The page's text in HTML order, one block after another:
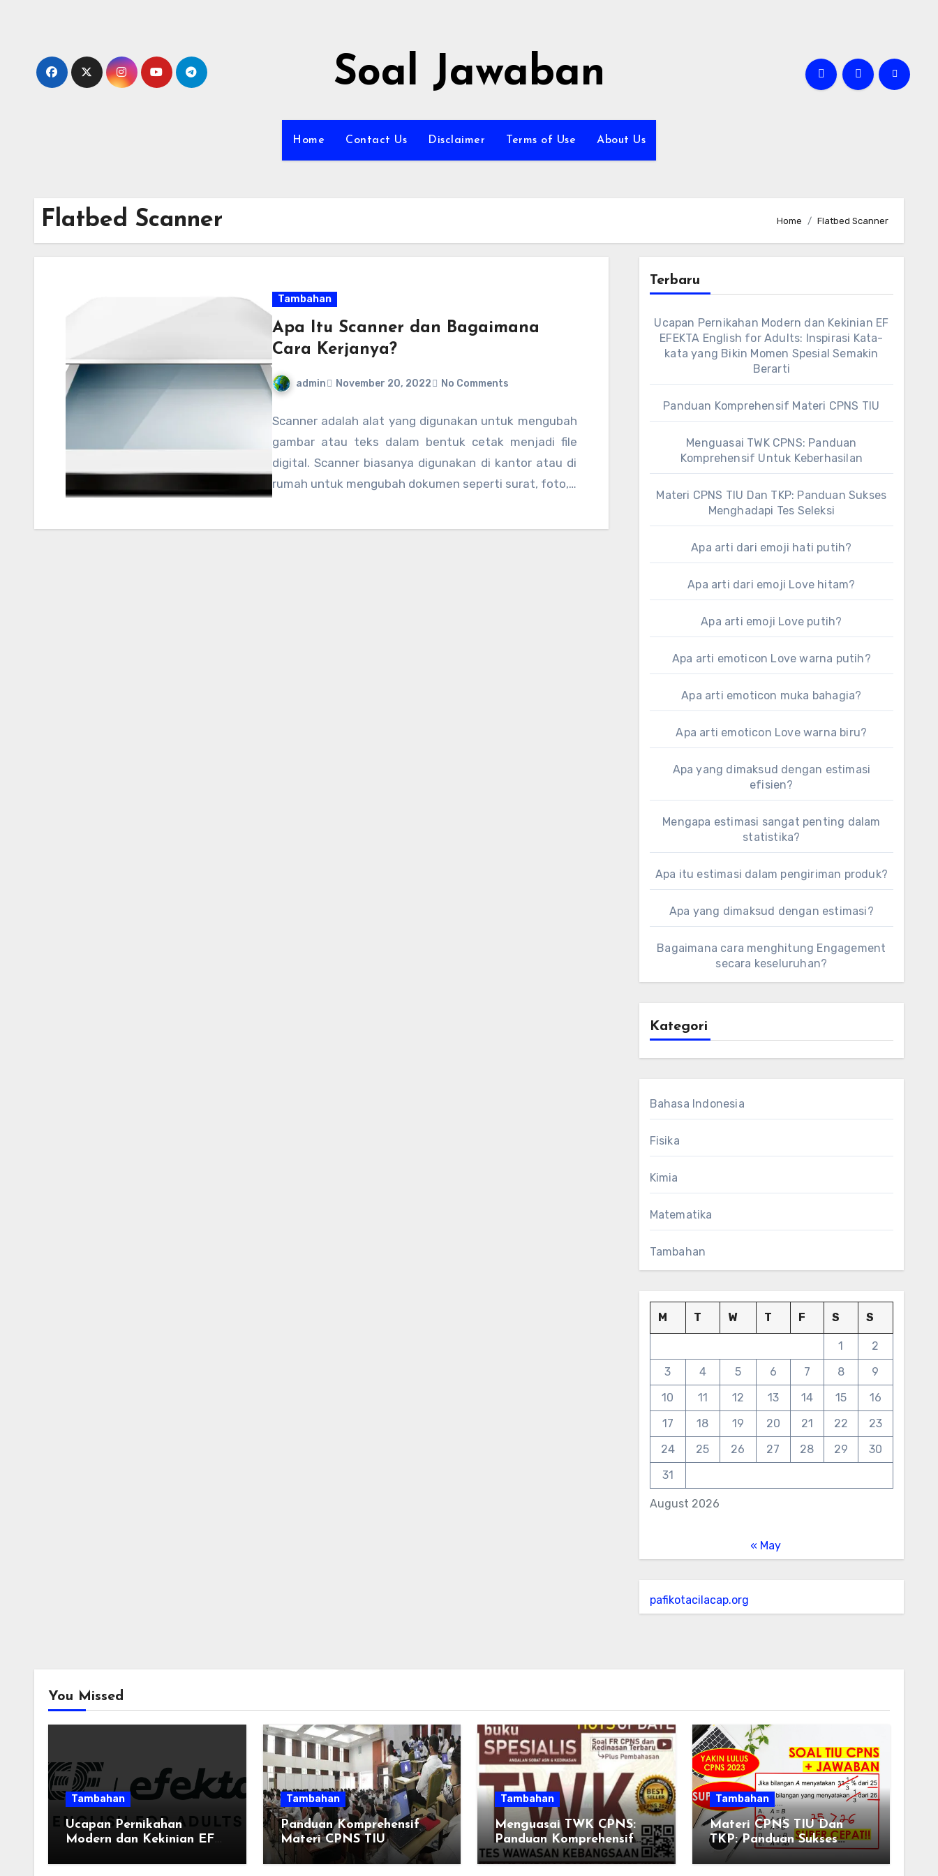
Soal Jawaban
Home Contact Us Disclaimer Terms of Use About Us
Flatbed Scanner Home Flatbed Scanner
Tambahan
Apa Itu Scanner dan Bagaimana
Cara Kerjanya?
admin November 20, 2022 No Comments
Scanner adalah alat yang digunakan untuk mengubah
gambar atau teks dalam bentuk cetak menjadi file
digital. Scanner biasanya digunakan di kantor atau di
rumah untuk mengubah dokumen seperti surat, foto,…
Terbaru
Ucapan Pernikahan Modern dan Kekinian EF
EFEKTA English for Adults: Inspirasi Kata-
kata yang Bikin Momen Spesial Semakin
Berarti
Panduan Komprehensif Materi CPNS TIU
Menguasai TWK CPNS: Panduan
Komprehensif Untuk Keberhasilan
Materi CPNS TIU Dan TKP: Panduan Sukses
Menghadapi Tes Seleksi
Apa arti dari emoji hati putih?
Apa arti dari emoji Love hitam?
Apa arti emoji Love putih?
Apa arti emoticon Love warna putih?
Apa arti emoticon muka bahagia?
Apa arti emoticon Love warna biru?
Apa yang dimaksud dengan estimasi
efisien?
Mengapa estimasi sangat penting dalam
statistika?
Apa itu estimasi dalam pengiriman produk?
Apa yang dimaksud dengan estimasi?
Bagaimana cara menghitung Engagement
secara keseluruhan?
Kategori
Bahasa Indonesia
Fisika
Kimia
Matematika
Tambahan
August 2026
M T W T F S S
1
2
3
4 5 6 7 8
9
10
11 12 13 14 15
16
17
18 19 20 21 22
23
24
25 26 27 28 29
30
31
« May
pafikotacilacap.org
You Missed
Tambahan
Ucapan Pernikahan
Modern dan Kekinian EF
Adults: Inspirasi Kata-kata
Tambahan
Panduan Komprehensif
Materi CPNS TIU
Tambahan
Menguasai TWK CPNS:
Panduan Komprehensif
Untuk Keberhasilan
Tambahan
Materi CPNS TIU Dan
TKP: Panduan Sukses
Menghadapi Tes Seleksi